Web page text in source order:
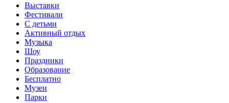
Выставки
Фестивали
С детьми
Активный отдых
Музыка
Шоу
Праздники
Образование
Бесплатно
Музеи
Парки